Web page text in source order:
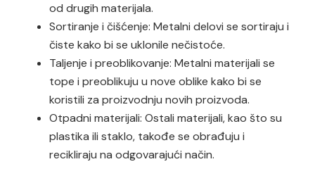
od drugih materijala.
Sortiranje i čišćenje: Metalni delovi se sortiraju i
čiste kako bi se uklonile nečistoće.
Taljenje i preoblikovanje: Metalni materijali se
tope i preoblikuju u nove oblike kako bi se
koristili za proizvodnju novih proizvoda.
Otpadni materijali: Ostali materijali, kao što su
plastika ili staklo, takođe se obrađuju i
recikliraju na odgovarajući način.